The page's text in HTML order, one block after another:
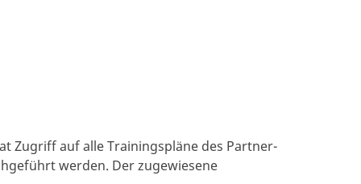
Zugriff auf alle Trainingspläne des Partner-
werden. Der zugewiesene